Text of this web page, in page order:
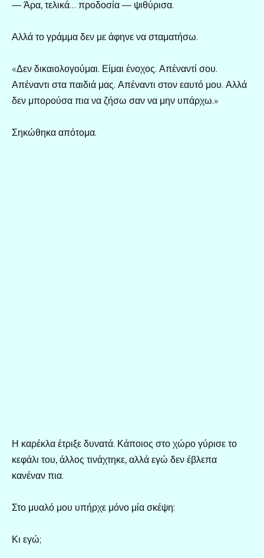
— Άρα, τελικά… προδοσία — ψιθύρισα.
Αλλά το γράμμα δεν με άφηνε να σταματήσω.
«Δεν δικαιολογούμαι. Είμαι ένοχος. Απέναντί σου.
Απέναντι στα παιδιά μας. Απέναντι στον εαυτό μου. Αλλά
δεν μπορούσα πια να ζήσω σαν να μην υπάρχω.»
Σηκώθηκα απότομα.
Η καρέκλα έτριξε δυνατά. Κάποιος στο χώρο γύρισε το
κεφάλι του, άλλος τινάχτηκε, αλλά εγώ δεν έβλεπα
κανέναν πια.
Στο μυαλό μου υπήρχε μόνο μία σκέψη:
Κι εγώ;